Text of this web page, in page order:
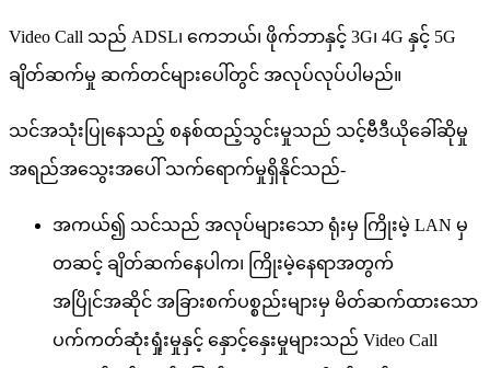
Video Call သည ADSL၊ ကဘယ၊ ဖကဘနင 3G၊ 4G နင 5G
ခတဆကမ ဆကတငမပ တင အလပလပပ မည။
သငအသ ပနသည စနစထညသငမသည သငဗဒယခ ဆမ
အရညအသအပ သကရကမရနငသည-
အကယ၍ သငသည အလပမသ ရမ ကမ LAN မ
တဆင ခတဆကနပ က၊ ကမနရအတက
အ ပငအဆင အ ခစကပစညမမ မတဆကထသ
ပကကတဆရမနင နငနမမသည Video Call